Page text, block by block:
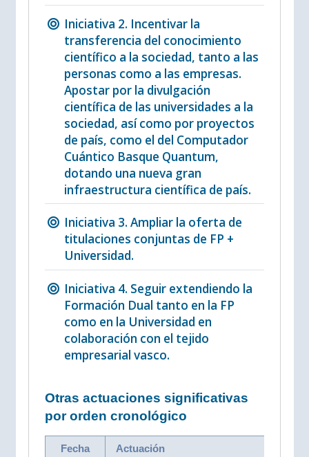
Iniciativa 2. Incentivar la
transferencia del conocimiento
científico a la sociedad, tanto a las
personas como a las empresas.
Apostar por la divulgación
científica de las universidades a la
sociedad, así como por proyectos
de país, como el del Computador
Cuántico Basque Quantum,
dotando una nueva gran
infraestructura científica de país.
Iniciativa 3. Ampliar la oferta de
titulaciones conjuntas de FP +
Universidad.
Iniciativa 4. Seguir extendiendo la
Formación Dual tanto en la FP
como en la Universidad en
colaboración con el tejido
empresarial vasco.
Otras actuaciones significativas
por orden cronológico
Fecha Actuación